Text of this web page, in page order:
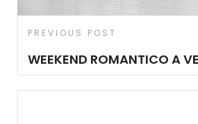
Navigazione
Previous
Post
PREVIOUS POST
WEEKEND ROMANTICO A